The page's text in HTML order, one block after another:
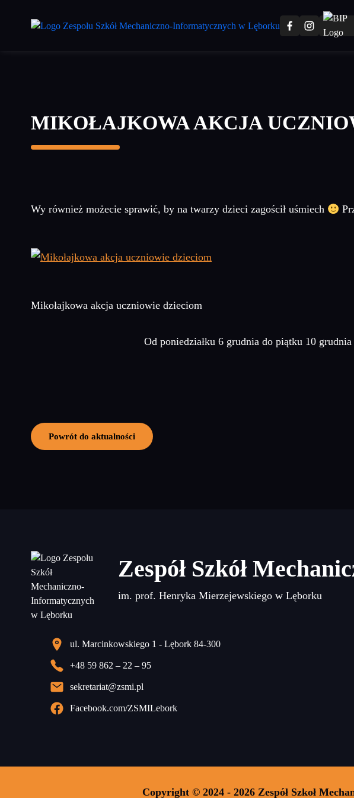
MIKOŁAJKOWA AKCJA
Wy również możecie sprawić, by na twarzy dzieci zagościł uśmiech
Mikołajkowa akcja uczniowie dzieciom
Od poniedziałku 6 grudnia do piątku 10
Powrót do aktualności
Zespół Szkół
im. prof. Henryka Mierzejewskiego w Lęborku
ul. Marcinkowskiego 1 - Lębork 84-300
+48 59 862 – 22 – 95
sekretariat@zsmi.pl
Facebook.com/ZSMILebork
Copyright © 2024 - 2026 Zespół Szkoł